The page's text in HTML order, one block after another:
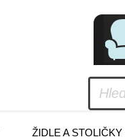
ŽIDLE A STOLIČKY